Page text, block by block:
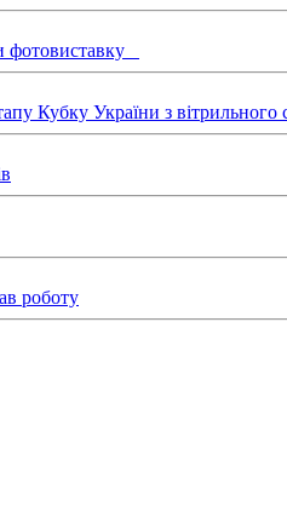
фотовиставку
Кубку України з вітрильного
роботу